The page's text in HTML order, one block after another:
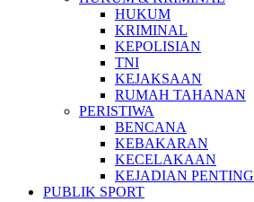
HUKUM
KRIMINAL
KEPOLISIAN
TNI
KEJAKSAAN
RUMAH TAHANAN
PERISTIWA
BENCANA
KEBAKARAN
KECELAKAAN
KEJADIAN PENTING
PUBLIK SPORT